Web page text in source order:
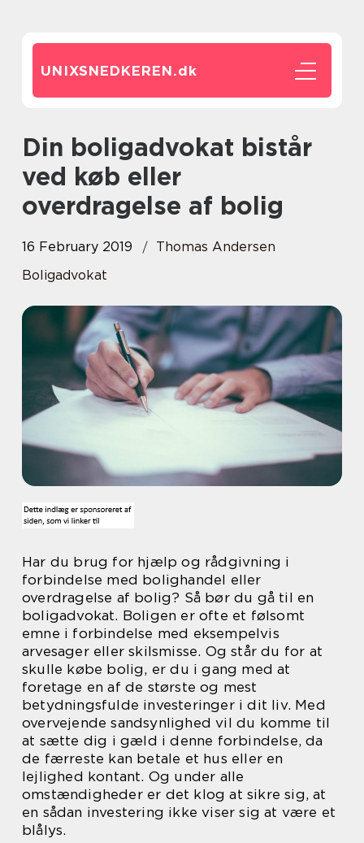
UNIXSNEDKEREN.dk
Din boligadvokat bistår
ved køb eller
overdragelse af bolig
16 February 2019
Thomas Andersen
Boligadvokat
Har du brug for hjælp og rådgivning i
forbindelse med bolighandel eller
overdragelse af bolig? Så bør du gå til en
boligadvokat. Boligen er ofte et følsomt
emne i forbindelse med eksempelvis
arvesager eller skilsmisse. Og står du for at
skulle købe bolig, er du i gang med at
foretage en af de største og mest
betydningsfulde investeringer i dit liv. Med
overvejende sandsynlighed vil du komme til
at sætte dig i gæld i denne forbindelse, da
de færreste kan betale et hus eller en
lejlighed kontant. Og under alle
omstændigheder er det klog at sikre sig, at
en sådan investering ikke viser sig at være et
blålys.